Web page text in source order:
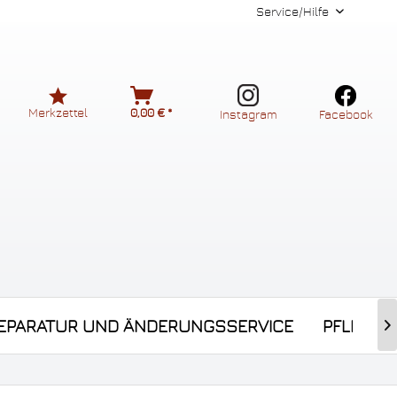
Service/Hilfe
Merkzettel 0,00 € * Instagram Facebook
UND ÄNDERUNGSSERVICE 